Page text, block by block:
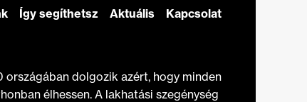
Így segíthetsz Aktuális Kapcsolat
dolgozik azért, hogy minden
élhessen. A lakhatási szegénység